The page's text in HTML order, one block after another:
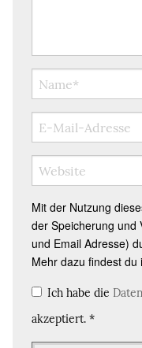
Mit der Nutzung
der Speicherung und
und Email Adresse)
Mehr dazu findest du
Ich habe die
akzeptiert. *